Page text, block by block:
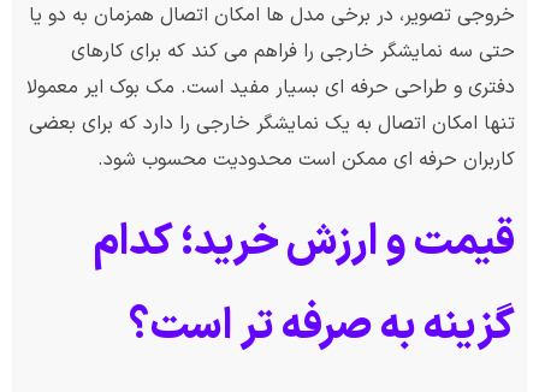
خروجی تصویر، در برخی مدل ها امکان اتصال همزمان به دو یا
حتی سه نمایشگر خارجی را فراهم می کند که برای کارهای
دفتری و طراحی حرفه ای بسیار مفید است. مک بوک ایر معمولا
تنها امکان اتصال به یک نمایشگر خارجی را دارد که برای بعضی
کاربران حرفه ای ممکن است محدودیت محسوب شود.
قیمت و ارزش خرید؛ کدام
گزینه به صرفه تر است؟